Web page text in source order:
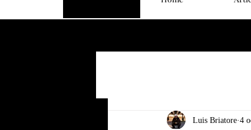
Luis Briatore 4